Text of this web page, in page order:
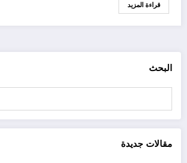
قراءة المزيد
البحث
مقالات جديدة